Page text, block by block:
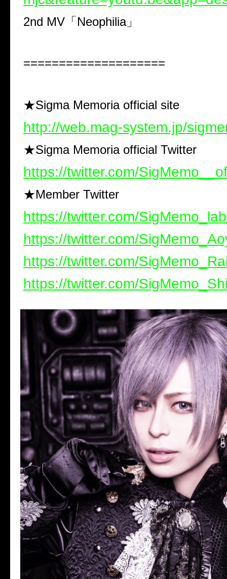
2nd MV「Neophilia」
====================
★Sigma Memoria official site
http://web.mag-system.jp/
★Sigma Memoria official Twitter
https://twitter.com/
★Member Twitter
https://twitter.com/
https://twitter.com/
https://twitter.com/
https://twitter.com/